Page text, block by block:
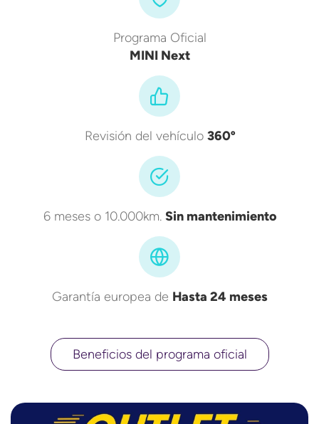
Programa Oficial
MINI Next
Revisión del vehículo 360º
6 meses o 10.000km. Sin mantenimiento
Garantía europea de Hasta 24 meses
Beneficios del programa oficial